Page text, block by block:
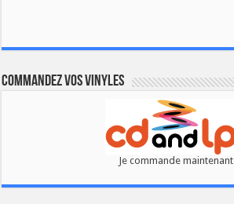
Commandez vos vinyles
Je commande maintenant